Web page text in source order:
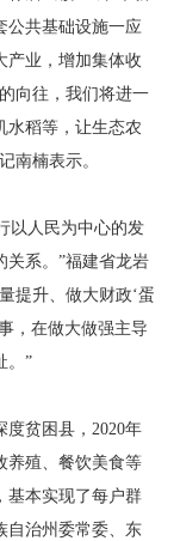
公共基础设施一应
产业，增加集体收
向往，我们将进一
水稻等，让生态农
南楠表示。
以人民为中心的发
关系。”福建省龙岩
提升、做大财政‘蛋
，在做大做强主导
。”
贫困县，2020年
养殖、餐饮美食等
基本实现了每户群
自治州委常委、东